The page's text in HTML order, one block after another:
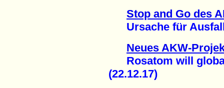
Stop and Go des
Ursache für Ausfall
Neues AKW-
Rosatom will
(22.12.17)